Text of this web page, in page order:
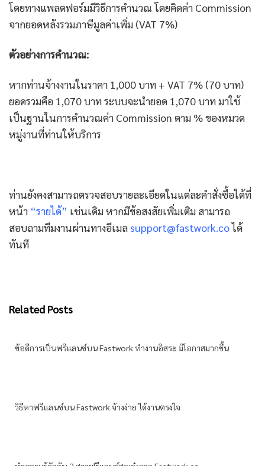
โดยทางแพลตฟอร์มมีวิธีการคำนวณ โดยคิดค่า Commission
จากยอดหลังรวมภาษีมูลค่าเพิ่ม (VAT 7%)
ตัวอย่างการคำนวณ:
หากท่านจ้างงานในราคา 1,000 บาท + VAT 7% (70 บาท)
ยอดรวมคือ 1,070 บาท ระบบจะนำยอด 1,070 บาท มาใช้
เป็นฐานในการคำนวณค่า Commission ตาม % ของหมวด
หมู่งานที่ท่านให้บริการ
ท่านยังคงสามารถตรวจสอบรายละเอียดในแต่ละคำสั่งซื้อได้ที่
หน้า “รายได้” เช่นเดิม หากมีข้อสงสัยเพิ่มเติม สามารถ
สอบถามทีมงานผ่านทางอีเมล support@fastwork.coได้
ทันที
Related Posts
ข้อดีการเป็นฟรีแลนซ์บน Fastwork ทำงานอิสระ มีโอกาสมากขึ้น
วิธีหาฟรีแลนซ์บน Fastwork จ้างง่าย ได้งานตรงใจ